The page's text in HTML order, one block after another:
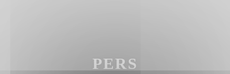
PERS